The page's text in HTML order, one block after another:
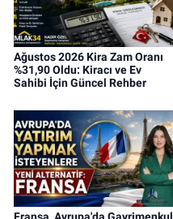
Ağustos 2026 Kira Zam Oranı
%31,90 Oldu: Kiracı ve Ev
Sahibi İçin Güncel Rehber